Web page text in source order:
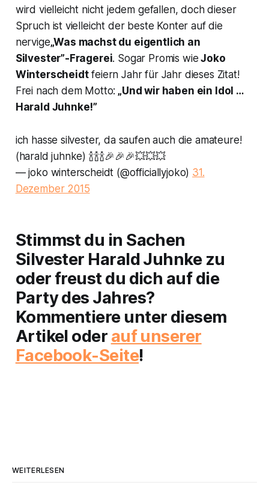
wird vielleicht nicht jedem gefallen, doch dieser
Spruch ist vielleicht der beste Konter auf die
nervige„Was machst du eigentlich an
Silvester”-Fragerei. Sogar Promis wie Joko
Winterscheidtfeiern Jahr für Jahr dieses Zitat!
Frei nach dem Motto: „Und wir haben ein Idol …
Harald Juhnke!”
ich hasse silvester, da saufen auch die amateure!
(harald juhnke) 🍾🍾🍾🎉🎉🎉💥💥💥
— joko winterscheidt (@officiallyjoko) 31.
Dezember 2015
Stimmst du in Sachen
Silvester Harald Juhnke zu
oder freust du dich auf die
Party des Jahres?
Kommentiere unter diesem
Artikel oder auf unserer
Facebook-Seite!
WEITERLESEN